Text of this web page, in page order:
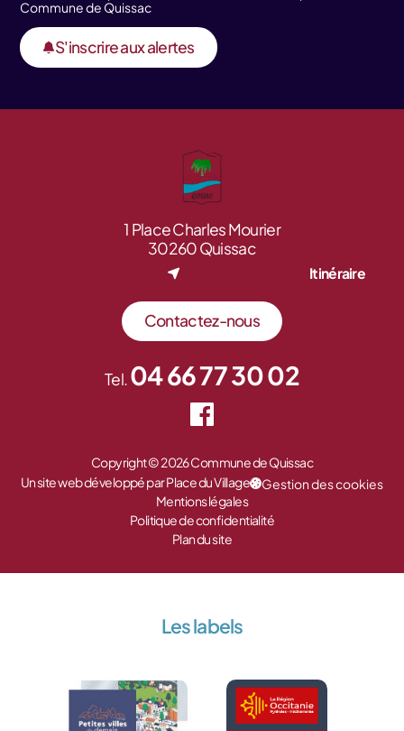
Commune de Quissac
S'inscrire aux alertes
1 Place Charles Mourier
30260 Quissac
Itinéraire
Contactez-nous
Tel.04 66 77 30 02
Copyright © 2026 Commune de Quissac
Un site web développé par Place du Village
Gestion des cookies
Mentions légales
Politique de confidentialité
Plan du site
Les labels